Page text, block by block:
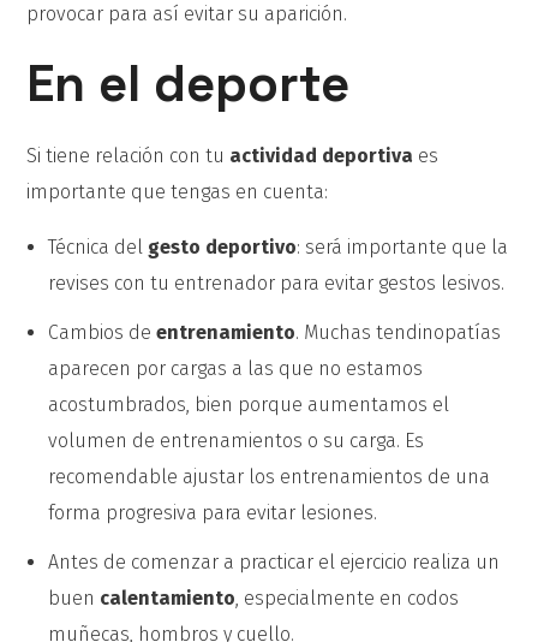
provocar para así evitar su aparición.
En el deporte
Si tiene relación con tu actividad deportiva es
importante que tengas en cuenta:
Técnica del gesto deportivo: será importante que la
revises con tu entrenador para evitar gestos lesivos.
Cambios de entrenamiento. Muchas tendinopatías
aparecen por cargas a las que no estamos
acostumbrados, bien porque aumentamos el
volumen de entrenamientos o su carga. Es
recomendable ajustar los entrenamientos de una
forma progresiva para evitar lesiones.
Antes de comenzar a practicar el ejercicio realiza un
buen calentamiento, especialmente en codos
muñecas, hombros y cuello.